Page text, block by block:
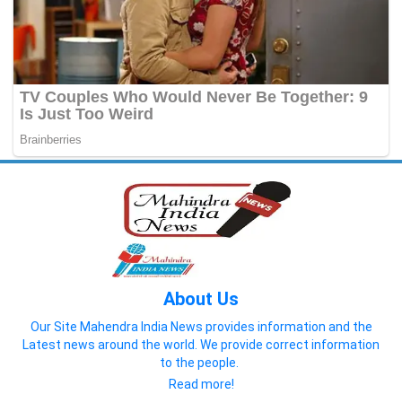
About Us
Our Site Mahendra India News provides information and the
Latest news around the world. We provide correct information
to the people.
Read more!